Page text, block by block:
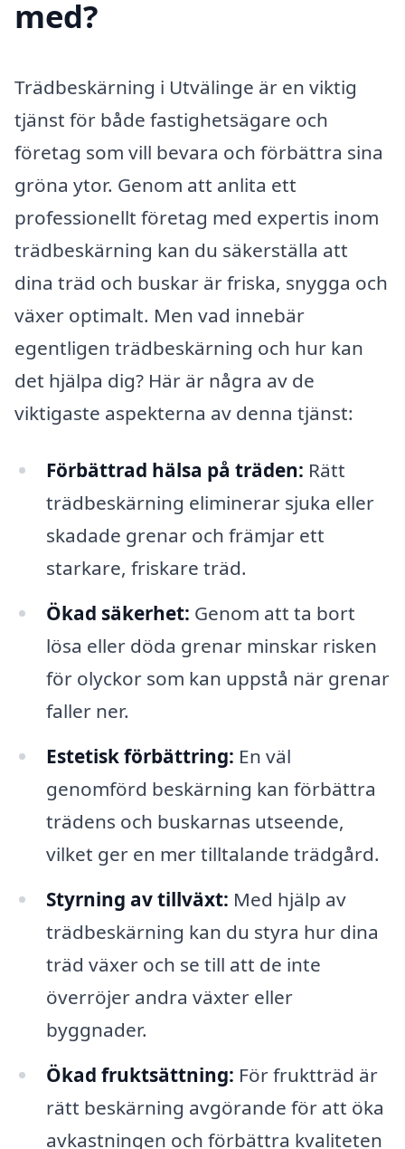
med?
Trädbeskärning i Utvälinge är en viktig
tjänst för både fastighetsägare och
företag som vill bevara och förbättra sina
gröna ytor. Genom att anlita ett
professionellt företag med expertis inom
trädbeskärning kan du säkerställa att
dina träd och buskar är friska, snygga och
växer optimalt. Men vad innebär
egentligen trädbeskärning och hur kan
det hjälpa dig? Här är några av de
viktigaste aspekterna av denna tjänst:
Förbättrad hälsa på träden: Rätt
trädbeskärning eliminerar sjuka eller
skadade grenar och främjar ett
starkare, friskare träd.
Ökad säkerhet: Genom att ta bort
lösa eller döda grenar minskar risken
för olyckor som kan uppstå när grenar
faller ner.
Estetisk förbättring: En väl
genomförd beskärning kan förbättra
trädens och buskarnas utseende,
vilket ger en mer tilltalande trädgård.
Styrning av tillväxt: Med hjälp av
trädbeskärning kan du styra hur dina
träd växer och se till att de inte
överröjer andra växter eller
byggnader.
Ökad fruktsättning: För fruktträd är
rätt beskärning avgörande för att öka
avkastningen och förbättra kvaliteten